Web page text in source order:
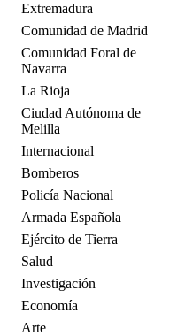
Extremadura
Comunidad de Madrid
Comunidad Foral de
Navarra
La Rioja
Ciudad Autónoma de
Melilla
Internacional
Bomberos
Policía Nacional
Armada Española
Ejército de Tierra
Salud
Investigación
Economía
Arte